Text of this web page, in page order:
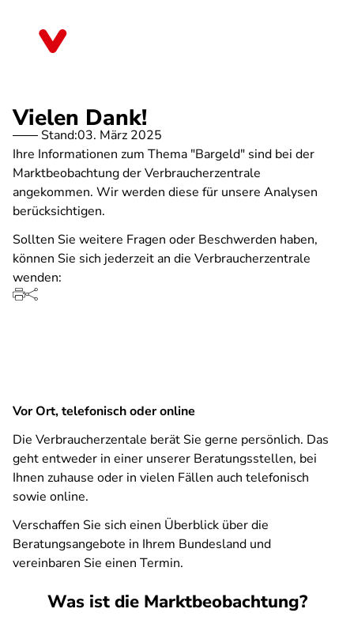
Vielen Dank!
Stand:03. März 2025
Ihre Informationen zum Thema "Bargeld" sind bei der
Marktbeobachtung der Verbraucherzentrale
angekommen. Wir werden diese für unsere Analysen
berücksichtigen.
Sollten Sie weitere Fragen oder Beschwerden haben,
können Sie sich jederzeit an die Verbraucherzentrale
wenden:
Vor Ort, telefonisch oder online
Die Verbraucherzentale berät Sie gerne persönlich. Das
geht entweder in einer unserer Beratungsstellen, bei
Ihnen zuhause oder in vielen Fällen auch telefonisch
sowie online.
Verschaffen Sie sich einen Überblick über die
Beratungsangebote in Ihrem Bundesland und
vereinbaren Sie einen Termin.
Was ist die Marktbeobachtung?